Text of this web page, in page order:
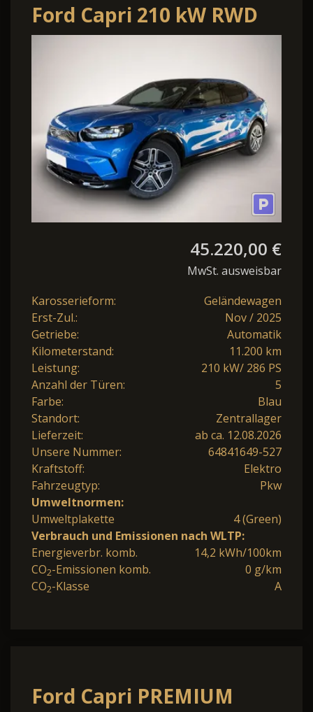
Ford Capri 210 kW RWD
Premium
45.220,00 €
MwSt. ausweisbar
Karosserieform:
Geländewagen
Erst-Zul.:
Nov / 2025
Getriebe:
Automatik
Kilometerstand:
11.200 km
Leistung:
210 kW/ 286 PS
Anzahl der Türen:
5
Farbe:
Blau
Standort:
Zentrallager
Lieferzeit:
ab ca. 12.08.2026
Unsere Nummer:
64841649-527
Kraftstoff:
Elektro
Fahrzeugtyp:
Pkw
Umweltnormen:
Umweltplakette
4 (Green)
Verbrauch und Emissionen nach WLTP:
Energieverbr. komb.
14,2 kWh/100km
CO2-Emissionen komb.
0 g/km
CO2-Klasse A
Ford Capri PREMIUM